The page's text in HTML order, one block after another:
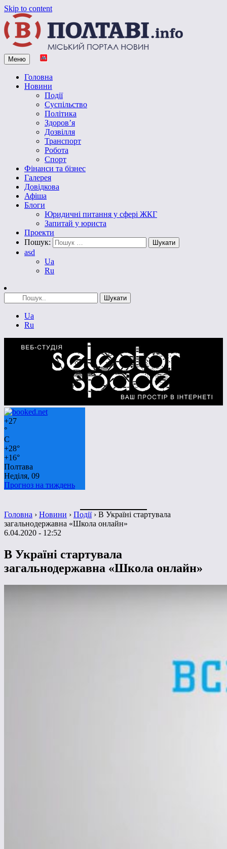
Skip to content
Vpoltave.info
Полтавський портал новин
Меню
Головна
Новини
Події
Суспільство
Політика
Здоров’я
Дозвілля
Транспорт
Робота
Спорт
Фінанси та бізнес
Галерея
Довідкова
Афіша
Блоги
Юридичні питання у сфері ЖКГ
Запитай у юриста
Проекти
Пошук:
asd
Ua
Ru
Ua
Ru
+27
°
C
+28°
+16°
Полтава
Неділя, 09
Прогноз на тиждень
Головна › Новини › Події› В Україні стартувала
загальнодержавна «Школа онлайн»
6.04.2020 - 12:52
В Україні стартувала
загальнодержавна «Школа онлайн»